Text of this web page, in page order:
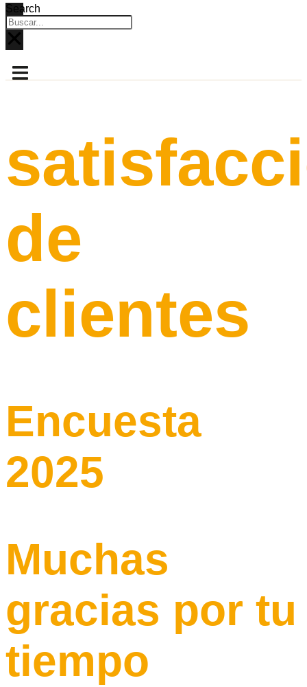
Search
de
clientes
Encuesta
2025
Muchas
gracias por tu
tiempo